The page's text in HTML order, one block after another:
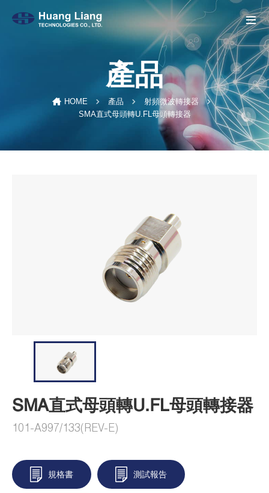
產品
HOME 產品
射頻微波轉接器
SMA直式母頭轉U.FL母頭轉接器
SMA直式母頭轉U.FL母頭轉接器
101-A997/133(REV-E)
規格書 測試報告